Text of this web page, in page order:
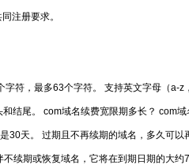
注册要求。
符，最多63个字符。 支持英文字母（a-z
结尾。 com域名续费宽限期多长？ com域
30天。 过期且不再续期的域名，多久可以
续期或恢复域名，它将在到期日期的大约